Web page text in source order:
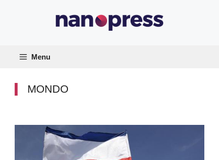
Menu
MONDO